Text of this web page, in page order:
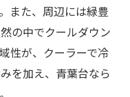
また、周辺には緑豊
の中でクールダウン
性が、クーラーで冷
を加え、青葉台なら